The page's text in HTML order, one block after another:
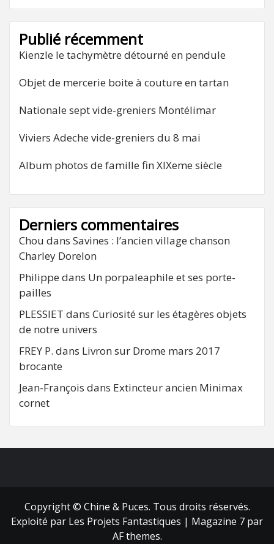
Publié récemment
Kienzle le tachymètre détourné en pendule
Objet de mercerie boite à couture en tartan
Nationale sept vide-greniers Montélimar
Viviers Adeche vide-greniers du 8 mai
Album photos de famille fin XIXeme siècle
Derniers commentaires
Chou dans Savines : l’ancien village chanson
Charley Dorelon
Philippe dans Un porpaleaphile et ses porte-
pailles
PLESSIET dans Curiosité sur les étagères objets
de notre univers
FREY P. dans Livron sur Drome mars 2017
brocante
Jean-François dans Extincteur ancien Minimax
cornet
Copyright © Chine & Puces. Tous droits réservés.
Exploité par Les Projets Fantastiques | Magazine 7 par
AF themes.